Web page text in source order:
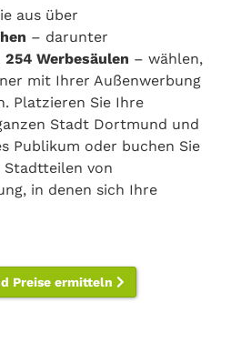
aus über
– darunter
254 Werbesäulen – wählen,
mit Ihrer Außenwerbung
Platzieren Sie Ihre
Stadt Dortmund und
Publikum oder buchen Sie
von
in denen sich Ihre
Preise ermitteln